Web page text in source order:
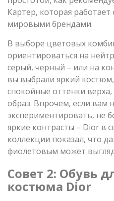
Картер, которая
мировыми брендами.
В выборе цветовых
ориентироваться на
серый, черный – или на
вы выбрали яркий
спокойные оттенки
образ. Впрочем, если вам
экспериментировать, не
яркие контрасты – Dior в
коллекции показал, что
фиолетовым может
Совет 2: Обувь
костюма Dior